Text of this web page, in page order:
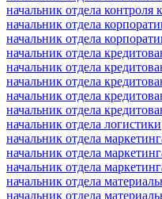
начальник отдела контроля
начальник отдела
начальник отдела
начальник отдела
начальник отдела
начальник отдела
начальник отдела
начальник отдела
начальник отдела логистики
начальник отдела
начальник отдела
начальник отдела
начальник отдела
начальник отдела